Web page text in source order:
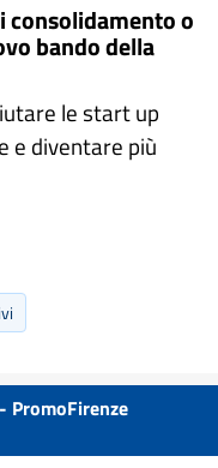
consolidamento o
bando della
le start up
e diventare più
PromoFirenze